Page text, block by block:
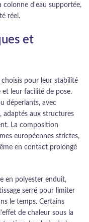
colonne d'eau supportée,
réel.
et
pour leur stabilité
et leur facilité de pose.
déperlants, avec
adaptés aux structures
La composition
européennes strictes,
en contact prolongé
en polyester enduit,
serré pour limiter
le temps. Certains
de chaleur sous la